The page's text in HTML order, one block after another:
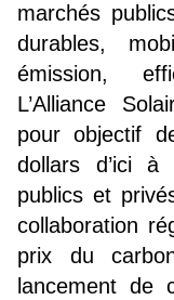
marchés
durables,
émission,
L’Alliance
pour objectif
dollars d’ici à
publics et
collaboration
prix du
lancement de